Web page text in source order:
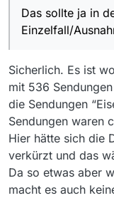
nochmals,
sollte ja in
sein.
Das sollte ja in
Einzelfall/
Sicherlich. Es ist
mit 536
die Sendungen
Sendungen waren
Hier hätte sich die
verkürzt und das
Da so etwas aber
macht es auch